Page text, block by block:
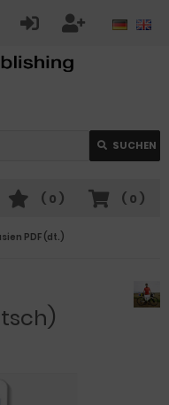
SUCHEN
( 0 )
( 0 )
PDF (dt.)